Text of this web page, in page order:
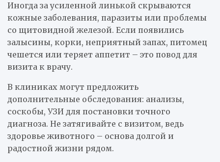
Иногда за усиленной линькой скрываются
кожные заболевания, паразиты или проблемы
со щитовидной железой. Если появились
залысины, корки, неприятный запах, питомец
чешется или теряет аппетит – это повод для
визита к врачу.
В клиниках могут предложить
дополнительные обследования: анализы,
соскобы, УЗИ для постановки точного
диагноза. Не затягивайте с визитом, ведь
здоровье животного – основа долгой и
радостной жизни рядом.